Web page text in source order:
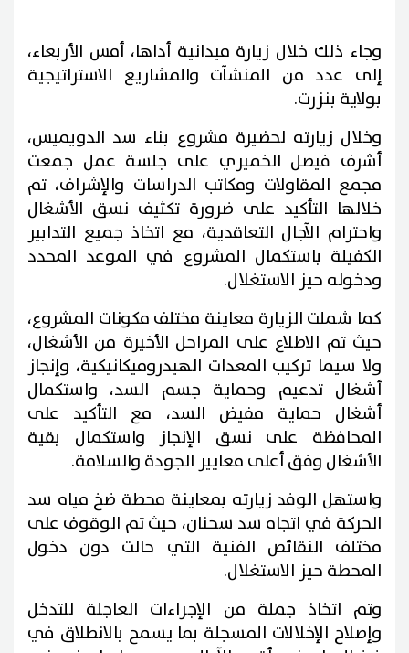
وجاء ذلك خلال زيارة ميدانية أداها، أمس الأربعاء،
إلى عدد من المنشآت والمشاريع الاستراتيجية
بولاية بنزرت.
وخلال زيارته لحضيرة مشروع بناء سد الدويميس،
أشرف فيصل الخميري على جلسة عمل جمعت
مجمع المقاولات ومكاتب الدراسات والإشراف، تم
خلالها التأكيد على ضرورة تكثيف نسق الأشغال
واحترام الآجال التعاقدية، مع اتخاذ جميع التدابير
الكفيلة باستكمال المشروع في الموعد المحدد
ودخوله حيز الاستغلال.
كما شملت الزيارة معاينة مختلف مكونات المشروع،
حيث تم الاطلاع على المراحل الأخيرة من الأشغال،
ولا سيما تركيب المعدات الهيدروميكانيكية، وإنجاز
أشغال تدعيم وحماية جسم السد، واستكمال
أشغال حماية مفيض السد، مع التأكيد على
المحافظة على نسق الإنجاز واستكمال بقية
الأشغال وفق أعلى معايير الجودة والسلامة.
واستهل الوفد زيارته بمعاينة محطة ضخ مياه سد
الحركة في اتجاه سد سحنان، حيث تم الوقوف على
مختلف النقائص الفنية التي حالت دون دخول
المحطة حيز الاستغلال.
وتم اتخاذ جملة من الإجراءات العاجلة للتدخل
وإصلاح الإخلالات المسجلة بما يسمح بالانطلاق في